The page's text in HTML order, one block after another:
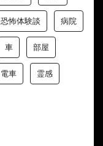
恐怖体験談 病院
車 部屋
電車 霊感